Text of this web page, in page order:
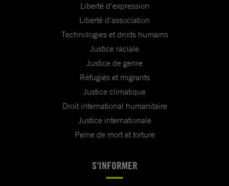
Liberté d'expression
Liberté d'association
Technologies et droits humains
Justice raciale
Justice de genre
Réfugiés et migrants
Justice climatique
Droit international humanitaire
Justice internationale
Peine de mort et torture
S'INFORMER